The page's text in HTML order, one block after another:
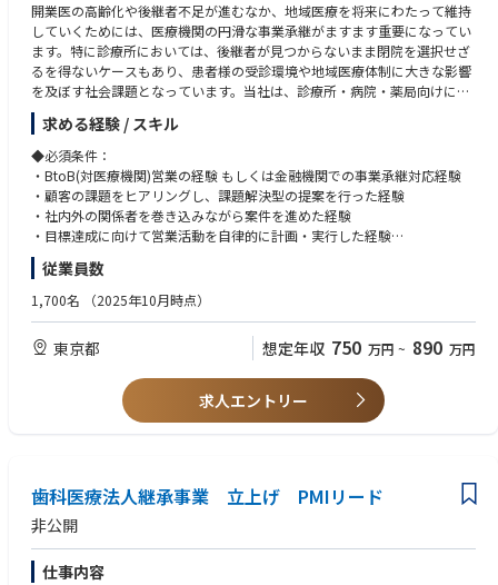
開業医の高齢化や後継者不足が進むなか、地域医療を将来にわたって維持
していくためには、医療機関の円滑な事業承継がますます重要になってい
ます。特に診療所においては、後継者が見つからないまま閉院を選択せざ
るを得ないケースもあり、患者様の受診環境や地域医療体制に大きな影響
を及ぼす社会課題となっています。当社は、診療所・病院・薬局向けに電
子カルテシステムや医事コンピューター等を提供し、長年にわたり全国の
医療機関と継続的な関係を築いてきました。その顧客基盤と医療業界への
知見を活かし、医療機関の経営課題に対する新たな支援領域として、事業
承継支援サービスの拡大を進めています。当ポジションでは、医療機関の
経営者である院長先生に対し、後継者問題や将来の医院経営に関する課題
をヒアリングし、事業承継・M&Aによる課題解決を提案する承継営業担当
を募集いたします。
・医療機関及び調剤薬局向け事業承継支援サービス
・FA業務
・仲介業務
・承継関連コンテンツ(コラム、セミナー、ホワイトペーパー等) など
主に医療機関向け承継支援サービスの営業担当として、後継者問題を抱え
る医療機関へのアプローチから、課題ヒアリング、承継ニーズの顕在化、
・譲渡希望医療機関の情報整理、課題把握、初期条件の確認
・買手候補となる医師・医療法人・関連事業者とのマッチングに向けた情
報連携
・社内営業部門、外部連携企業との連携
・セミナー、FAX、TEL、Web問い合わせ等を活用した見込み顧客の創出
求める経験 / スキル
◆必須条件：
・BtoB(対医療機関)営業の経験 もしくは金融機関での事業承継対応経験
・顧客の課題をヒアリングし、課題解決型の提案を行った経験
・社内外の関係者を巻き込みながら案件を進めた経験
・目標達成に向けて営業活動を自律的に計画・実行した経験
・医療機関の経営者や意思決定者に対して、誠実かつ丁寧なコミュニケー
ションが取れる方
・事業承継、地域医療、医療機関経営への関心
・M&A業務の経験
・簿記会計知識
■期待する人物像
・1～2年先の状況や問題を予測し、危機を避け、機会を掴むための行動を
従業員数
1,700名 （2025年10月時点）
東京都 想定年収 750 万円 ~ 890 万円
求人エントリー
歯科医療法人継承事業 立上げ PMIリード
非公開
仕事内容